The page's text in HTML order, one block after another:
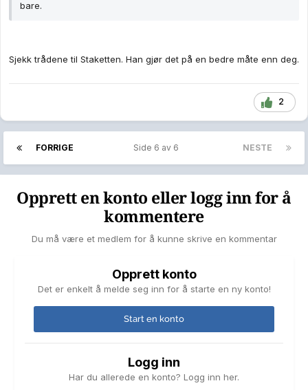
bare.
Sjekk trådene til Staketten. Han gjør det på en bedre måte enn deg.
2
FORRIGE NESTE
Side 6 av 6
Opprett en konto eller logg inn for å
kommentere
Du må være et medlem for å kunne skrive en kommentar
Opprett konto
Det er enkelt å melde seg inn for å starte en ny konto!
Start en konto
Logg inn
Har du allerede en konto? Logg inn her.